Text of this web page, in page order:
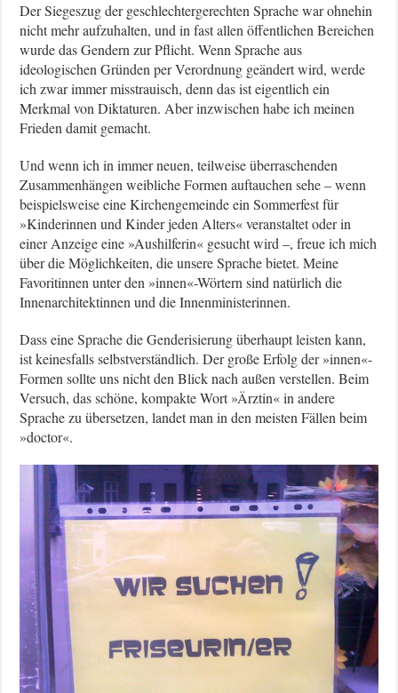
Der Siegeszug der geschlechtergerechten Sprache war ohnehin
nicht mehr aufzuhalten, und in fast allen öffentlichen Bereichen
wurde das Gendern zur Pflicht. Wenn Sprache aus
ideologischen Gründen per Verordnung geändert wird, werde
ich zwar immer misstrauisch, denn das ist eigentlich ein
Merkmal von Diktaturen. Aber inzwischen habe ich meinen
Frieden damit gemacht.
Und wenn ich in immer neuen, teilweise überraschenden
Zusammenhängen weibliche Formen auftauchen sehe – wenn
beispielsweise eine Kirchengemeinde ein Sommerfest für
»Kinderinnen und Kinder jeden Alters« veranstaltet oder in
einer Anzeige eine »Aushilferin« gesucht wird –, freue ich mich
über die Möglichkeiten, die unsere Sprache bietet. Meine
Favoritinnen unter den »innen«-Wörtern sind natürlich die
Innenarchitektinnen und die Innenministerinnen.
Dass eine Sprache die Genderisierung überhaupt leisten kann,
ist keinesfalls selbstverständlich. Der große Erfolg der »innen«-
Formen sollte uns nicht den Blick nach außen verstellen. Beim
Versuch, das schöne, kompakte Wort »Ärztin« in andere
Sprache zu übersetzen, landet man in den meisten Fällen beim
»doctor«.